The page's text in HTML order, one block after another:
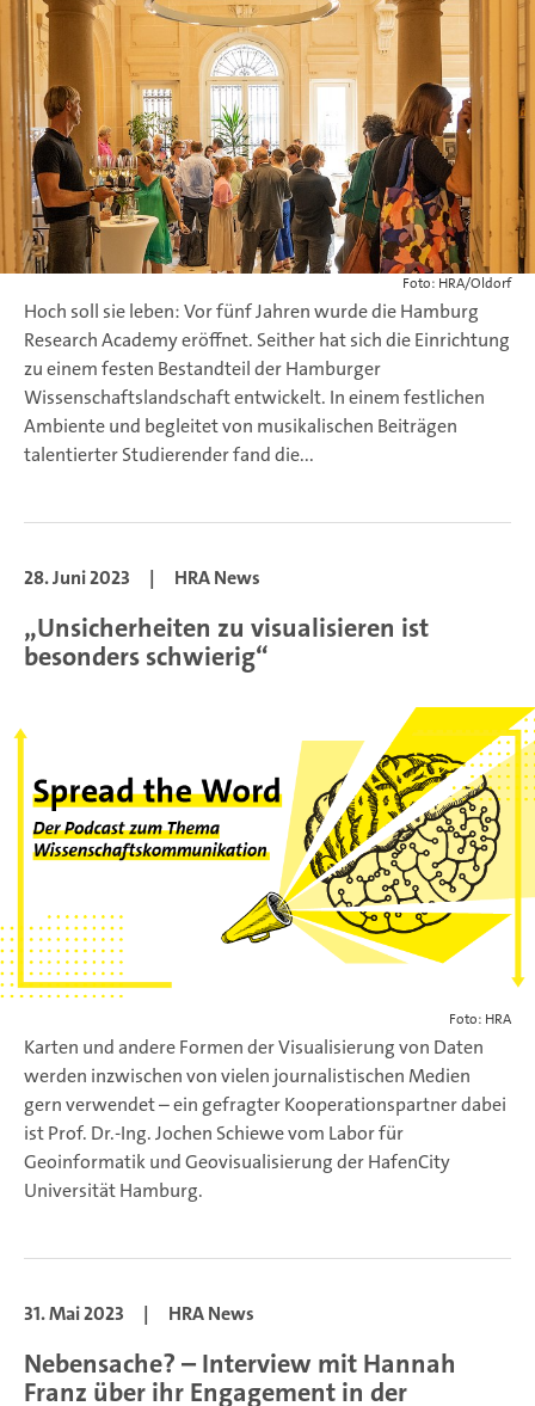
Foto: HRA/Oldorf
Hoch soll sie leben: Vor fünf Jahren wurde die Hamburg
Research Academy eröffnet. Seither hat sich die Einrichtung
zu einem festen Bestandteil der Hamburger
Wissenschaftslandschaft entwickelt. In einem festlichen
Ambiente und begleitet von musikalischen Beiträgen
talentierter Studierender fand die...
28. Juni 2023 | HRA News
„Unsicherheiten zu visualisieren ist
besonders schwierig“
Foto: HRA
Karten und andere Formen der Visualisierung von Daten
werden inzwischen von vielen journalistischen Medien
gern verwendet – ein gefragter Kooperationspartner dabei
ist Prof. Dr.-Ing. Jochen Schiewe vom Labor für
Geoinformatik und Geovisualisierung der HafenCity
Universität Hamburg.
31. Mai 2023 | HRA News
Nebensache? – Interview mit Hannah
Franz über ihr Engagement in der